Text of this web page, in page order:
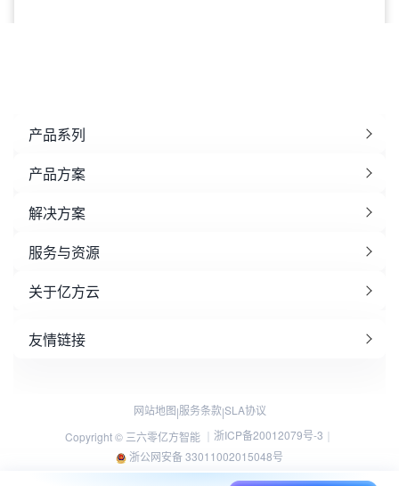
产品系列
产品方案
解决方案
服务与资源
关于亿方云
友情链接
网站地图|服务条款|SLA协议
Copyright © 三六零亿方智能 ｜ 浙ICP备20012079号-3 ｜
浙公网安备 33011002015048号